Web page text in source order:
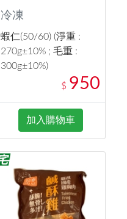
冷凍
蝦仁(50/60) (淨重 :
270g±10% ; 毛重 :
300g±10%)
$ 950
加入購物車